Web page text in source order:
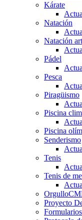
Kárate
Natación
Natación
Pádel
Pesca
Piragüismo
Piscina
Piscina
Senderismo
Tenis
Tenis de
Proyecto